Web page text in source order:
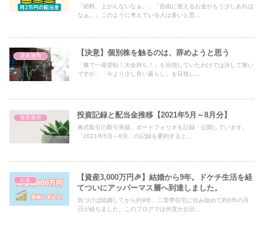
「給料、上がんないなぁ。」「自由に使えるお金がもう少しあれば
なぁ。」このように考えている人は多いと思...
資産運用 【決意】個別株を触るのは、辞めようと思う
「株で一発逆転！大金持ち！」を目指していたわけでは決して無い
ですが、「今より少し良い暮らし」を目指し...
資産運用 投資記録と配当金推移【2021年5月～8月分】
株式取引の取引実績、ポートフォリオを記録・公開しています。
「2021年5月～8月」の記録を要約すると...
お金
【資産3,000万円🎉】結婚から9年。ドケチ生活を経
てついにアッパーマス層へ到達しました。
気づけば結婚してから約9年、二世帯住宅に住み始めて約6年の月
日が経ちました。このブログでは何度かお伝...